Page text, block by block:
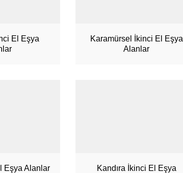
El Eşya
Karamürsel İkinci El Eşya
Alanlar
Eşya Alanlar
Kandıra İkinci El Eşya